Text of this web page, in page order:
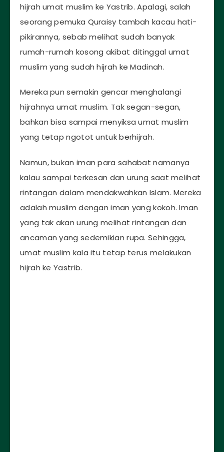
hijrah umat muslim ke Yastrib. Apalagi, salah
seorang pemuka Quraisy tambah kacau hati-
pikirannya, sebab melihat sudah banyak
rumah-rumah kosong akibat ditinggal umat
muslim yang sudah hijrah ke Madinah.
Mereka pun semakin gencar menghalangi
hijrahnya umat muslim. Tak segan-segan,
bahkan bisa sampai menyiksa umat muslim
yang tetap ngotot untuk berhijrah.
Namun, bukan iman para sahabat namanya
kalau sampai terkesan dan urung saat melihat
rintangan dalam mendakwahkan Islam. Mereka
adalah muslim dengan iman yang kokoh. Iman
yang tak akan urung melihat rintangan dan
ancaman yang sedemikian rupa. Sehingga,
umat muslim kala itu tetap terus melakukan
hijrah ke Yastrib.